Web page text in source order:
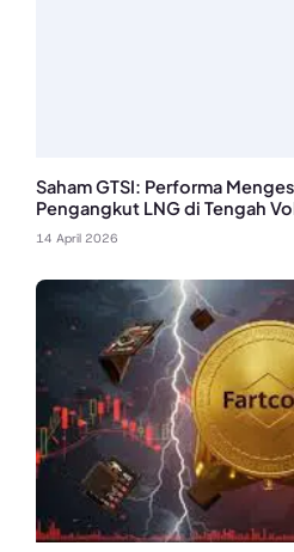
Saham GTSI: Performa
Pengangkut LNG di Tengah
14 April 2026